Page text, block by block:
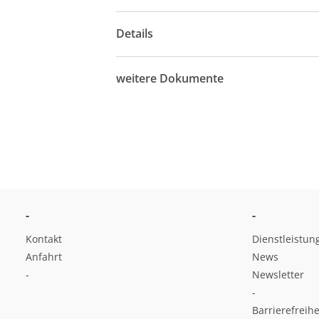
Details
weitere Dokumente
-
Kontakt
Anfahrt
-
-
News
Newsletter
-